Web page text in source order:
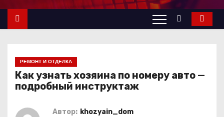
о
РЕМОНТ И ОТДЕЛКА
Как узнать хозяина по номеру авто —
подробный инструктаж
Автор: khozyain_dom